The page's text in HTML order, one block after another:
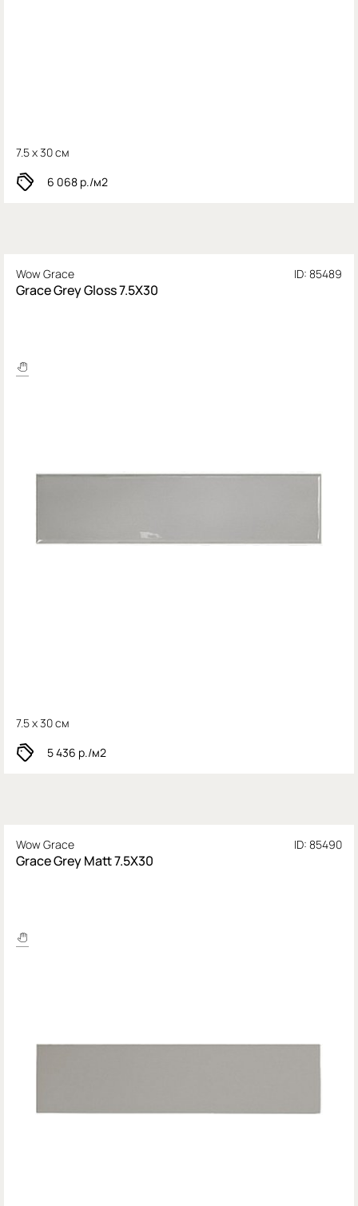
7.5 x 30 см
6 068 р./м2
Wow Grace ID: 85489
Grace Grey Gloss 7.5X30
7.5 x 30 см
5 436 р./м2
Wow Grace ID: 85490
Grace Grey Matt 7.5X30